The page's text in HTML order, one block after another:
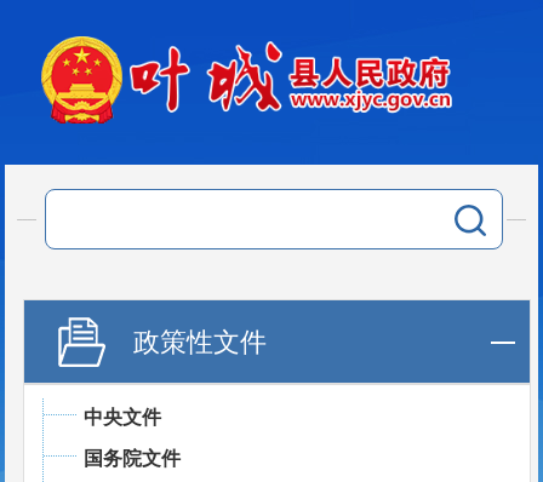
政策性文件
中央文件
国务院文件